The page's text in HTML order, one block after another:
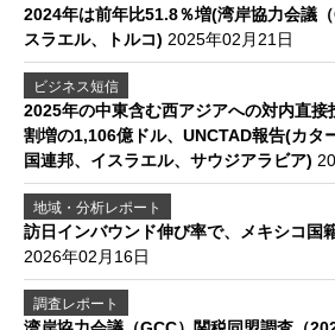
2024年は前年比51.8％増(湾岸協力会議
スラエル、トルコ) 2025年02月21日
ビジネス短信
2025年の中東含む西アジアへの対内直接
割増の1,106億ドル、UNCTAD報告(カタ
国連邦、イスラエル、サウジアラビア)
地域・分析レポート
訪日インバウンド伸び率で、メキシコ国
2026年02月16日
調査レポート